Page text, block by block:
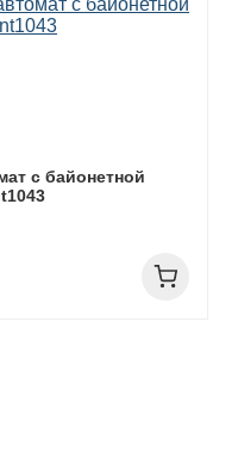
с байонетной